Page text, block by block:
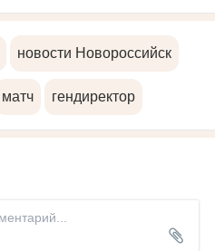
новости Новороссийск
матч гендиректор